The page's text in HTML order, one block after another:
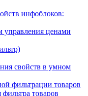
инфоблоков:
ценами
свойств в умном
фильтрации товаров
товаров